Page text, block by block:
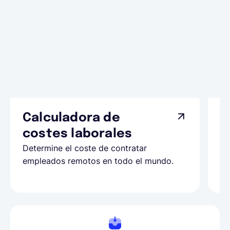
Calculadora de
costes laborales
Determine el coste de contratar
empleados remotos en todo el mundo.